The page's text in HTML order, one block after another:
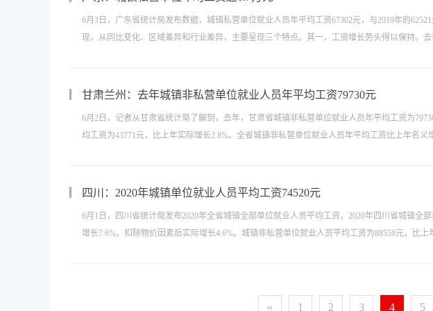
6月3日，广东省统计局发布数据，城镇私营单位就业人员年平均工资67302元，与2019年的
现，从同比变化、区域差异和行业差异，主要呈现三个特点。其一，工资增长势头得以保持。
甘肃兰州：去年城镇非私营单位就业人员年平均工资79730元
6月2日，记者从甘肃省统计局了解到，去年，甘肃省城镇非私营单位就业人员年平均工资为
均工资为43771元，比上年实际增长2.8%。全省城镇非私营单位就业人员年平均工资比上年名义
四川：2020年城镇单位就业人员平均工资74520元
6月1日，四川省统计局发布2020年全省城镇全部单位就业人员平均工资，2020年四川省城镇全
增长7.6%，扣除物价因素后实际增长4.6%。城镇非私营单位就业人员平均工资为88559元，比上
« 1 2 3 4 5